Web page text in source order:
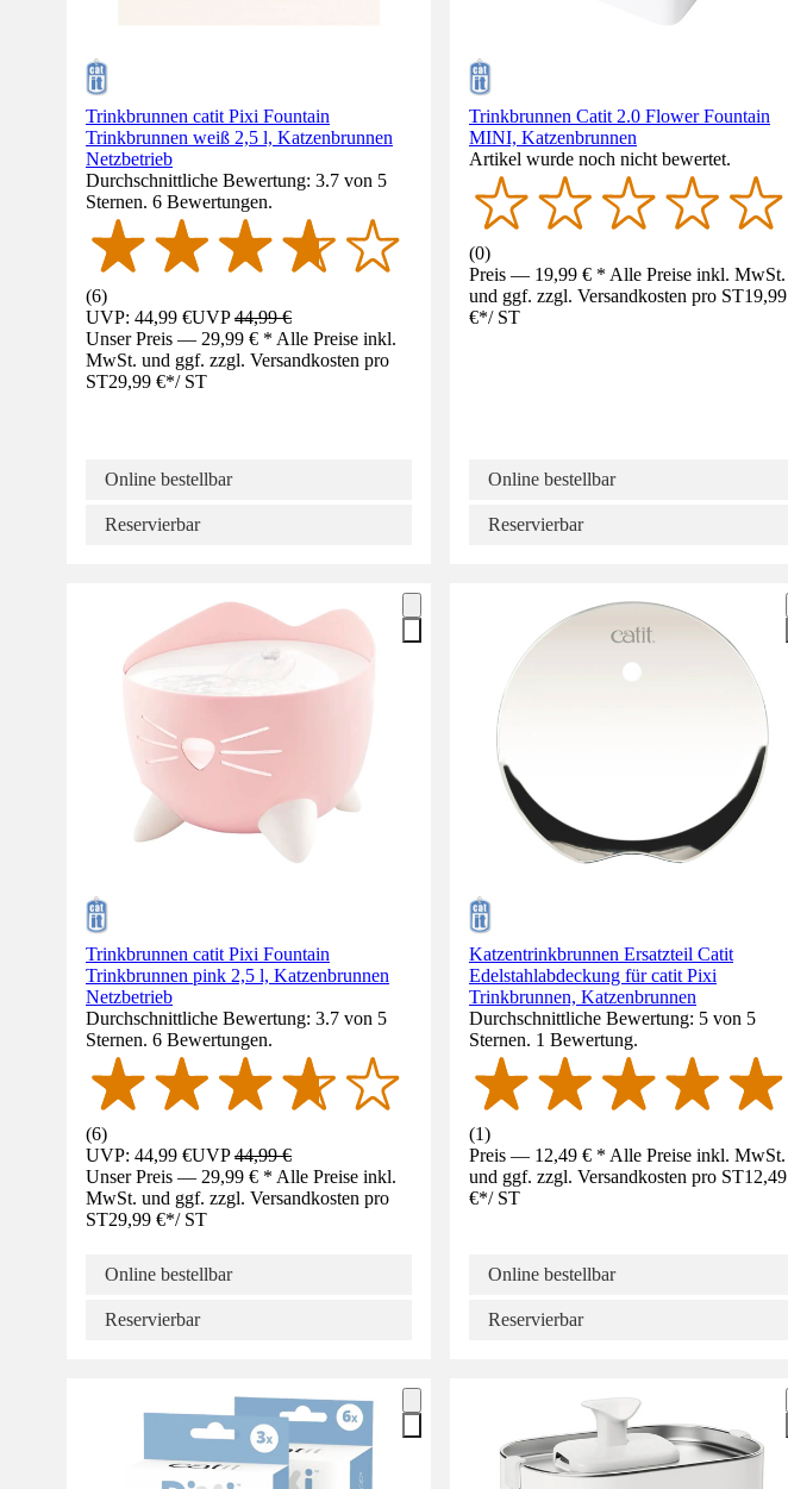
Trinkbrunnen catit Pixi Fountain
Trinkbrunnen weiß 2,5 l, Katzenbrunnen
Netzbetrieb
Durchschnittliche Bewertung: 3.7 von 5
Sternen. 6 Bewertungen.
(6)
UVP: 44,99 €UVP44,99 €
Unser Preis — 29,99 € * Alle Preise inkl.
MwSt. und ggf. zzgl. Versandkosten pro
ST29,99 €*/ ST
Online bestellbar
Reservierbar
Trinkbrunnen Catit 2.0 Flower Fountain
MINI, Katzenbrunnen
Artikel wurde noch nicht bewertet.
(0)
Preis — 19,99 € * Alle Preise inkl. MwSt.
und ggf. zzgl. Versandkosten pro ST19,99
€*/ ST
Online bestellbar
Reservierbar
Trinkbrunnen catit Pixi Fountain
Trinkbrunnen pink 2,5 l, Katzenbrunnen
Netzbetrieb
Durchschnittliche Bewertung: 3.7 von 5
Sternen. 6 Bewertungen.
(6)
UVP: 44,99 €UVP44,99 €
Unser Preis — 29,99 € * Alle Preise inkl.
MwSt. und ggf. zzgl. Versandkosten pro
ST29,99 €*/ ST
Online bestellbar
Reservierbar
Katzentrinkbrunnen Ersatzteil Catit
Edelstahlabdeckung für catit Pixi
Trinkbrunnen, Katzenbrunnen
Durchschnittliche Bewertung: 5 von 5
Sternen. 1 Bewertung.
(1)
Preis — 12,49 € * Alle Preise inkl. MwSt.
und ggf. zzgl. Versandkosten pro ST12,49
€*/ ST
Online bestellbar
Reservierbar